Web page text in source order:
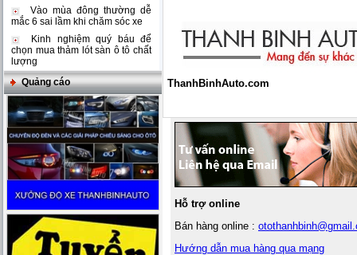
Vào mùa đông thường dễ
mắc 6 sai lầm khi chăm sóc xe
Kinh nghiệm quý báu để
chọn mua thảm lót sàn ô tô chất
lượng
Quảng cáo
ThanhBinhAuto.com
Hỗ trợ online
Bán hàng online :
Hướng dẫn mua hàng qua mạng